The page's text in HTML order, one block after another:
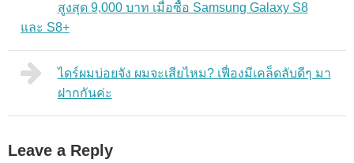
สูงสุด 9,000 บาท เมื่อซื้อ Samsung Galaxy S8
และ S8+
ไดร์ผมบ่อยจัง ผมจะเสียไหม? เฟื่องมีเคล็ดลับดีๆ มา
ฝากกันค่ะ
Leave a Reply